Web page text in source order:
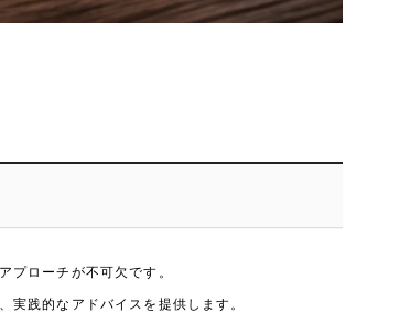
プローチが不可欠です。
実践的なアドバイスを提供します。